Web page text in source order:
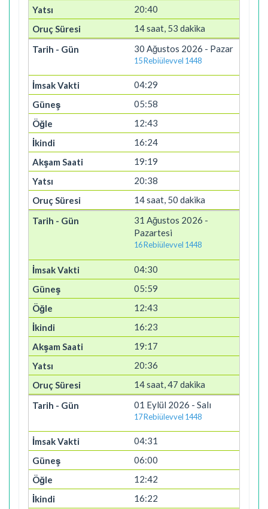
20:40
14 saat, 53 dakika
30 Ağustos 2026 - Pazar
15 Rebiülevvel 1448
04:29
05:58
12:43
16:24
19:19
20:38
14 saat, 50 dakika
31 Ağustos 2026 -
Pazartesi
16 Rebiülevvel 1448
04:30
05:59
12:43
16:23
19:17
20:36
14 saat, 47 dakika
01 Eylül 2026 - Salı
17 Rebiülevvel 1448
04:31
06:00
12:42
16:22